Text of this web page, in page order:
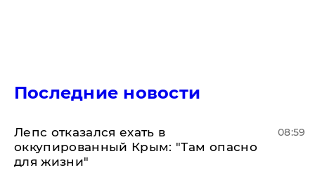
Последние новости
Лепс отказался ехать в
оккупированный Крым: "Там опасно
для жизни"
08:59